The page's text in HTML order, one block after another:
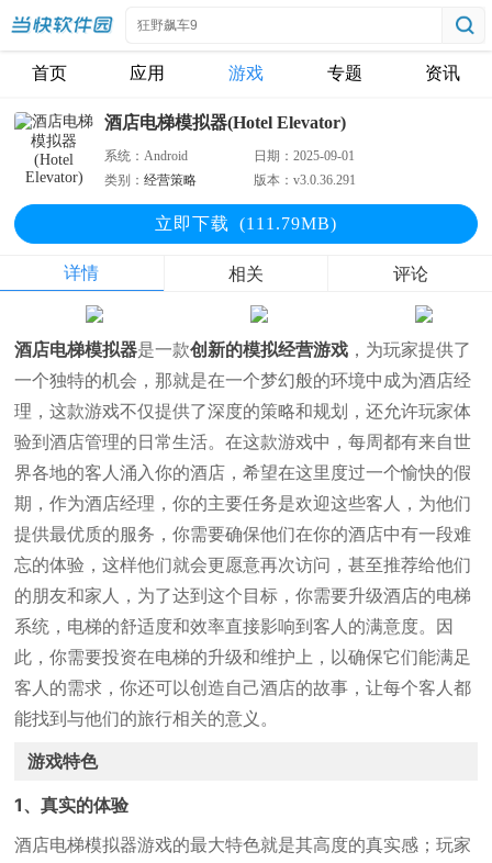
首页 应用 游戏 专题 资讯
酒店电梯模拟器(Hotel Elevator)
系统：Android 日期：2025-09-01
类别：经营策略 版本：v3.0.36.291
立即下载 (111.79MB)
详情 相关 评论
酒店电梯模拟器是一款创新的模拟经营游戏 ，为玩家提供了
一个独特的机会，那就是在一个梦幻般的环境中成为酒店经
理，这款游戏不仅提供了深度的策略和规划，还允许玩家体
验到酒店管理的日常生活。在这款游戏中，每周都有来自世
界各地的客人涌入你的酒店，希望在这里度过一个愉快的假
期，作为酒店经理，你的主要任务是欢迎这些客人，为他们
提供最优质的服务，你需要确保他们在你的酒店中有一段难
忘的体验，这样他们就会更愿意再次访问，甚至推荐给他们
的朋友和家人，为了达到这个目标，你需要升级酒店的电梯
系统，电梯的舒适度和效率直接影响到客人的满意度。因
此，你需要投资在电梯的升级和维护上，以确保它们能满足
客人的需求，你还可以创造自己酒店的故事，让每个客人都
能找到与他们的旅行相关的意义。
游戏特色
1、真实的体验
酒店电梯模拟器游戏的最大特色就是其高度的真实感；玩家